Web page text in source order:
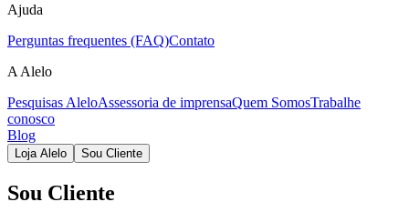
Ajuda
Perguntas frequentes (FAQ)Contato
A Alelo
Pesquisas AleloAssessoria de imprensaQuem SomosTrabalhe
conosco
Blog
Loja Alelo Sou Cliente
Sou Cliente